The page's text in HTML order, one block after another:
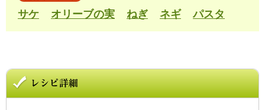
サケ オリーブの実 ねぎ ネギ パスタ